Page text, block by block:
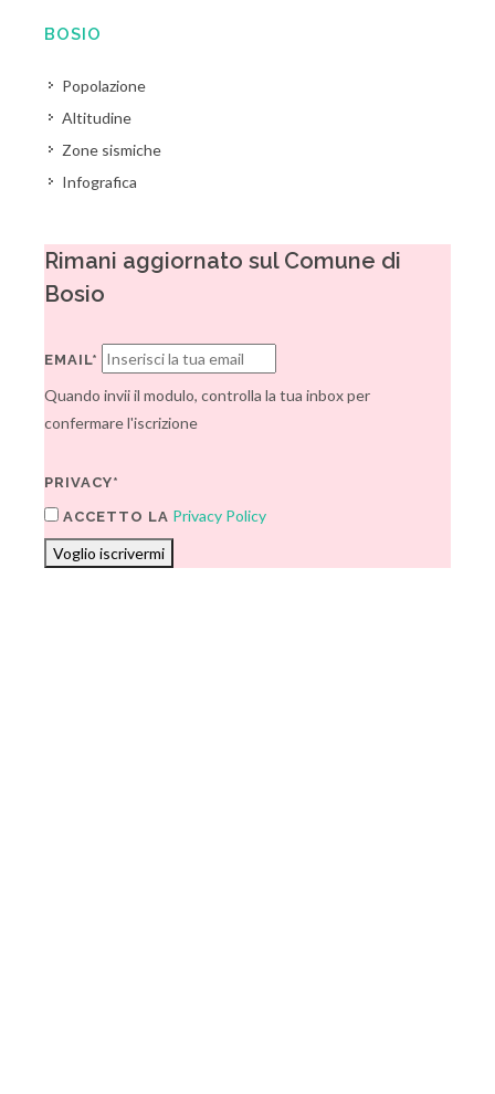
BOSIO
Popolazione
Altitudine
Zone sismiche
Infografica
Rimani aggiornato sul Comune di
Bosio
EMAIL*
Quando invii il modulo, controlla la tua inbox per
confermare l'iscrizione
PRIVACY*
ACCETTO LA Privacy Policy
Voglio iscrivermi